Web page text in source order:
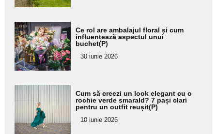
Adaugă
aici textul
pentru
subtitlu
Ce rol are ambalajul floral și cum
influențează aspectul unui
buchet(P)
30 iunie 2026
Adaugă
aici textul
pentru
subtitlu
Cum să creezi un look elegant cu o
rochie verde smarald? 7 pași clari
pentru un outfit reușit(P)
10 iunie 2026